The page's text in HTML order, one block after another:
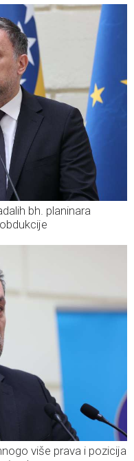
bh. planinara
više prava i pozicija